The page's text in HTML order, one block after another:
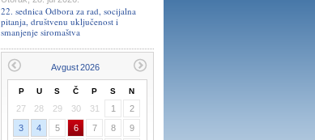
22. sednica Odbora za rad, socijalna
pitanja, društvenu uključenost i
smanjenje siromaštva
P U S Č P S N
27 28 29 30 31 1
2
3
4 5 6 7 8
9